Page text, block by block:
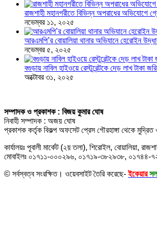
রাজশাহী মহানগরীতে বিভিন্ন অপরাধের অভিযোগে
নভেম্বর ১১, ২০২৫
আরএমপি’র বোয়ালিয়া থানার অভিযানে হেরোইন
নভেম্বর ৫, ২০২৫
বগুড়ায় নাবিল হাইওয়ে রেস্টুরেন্টকে দেড় লাখ টাকা
অক্টোবর ৩১, ২০২৫
সম্পাদক ও প্রকাশক : বিজয় কুমার ঘোষ
নিবাহী সম্পাদক : অজয় ঘোষ
প্রকাশক কর্তৃক বিকল্প অফসেট প্রেস গৌরহাঙ্গা থেকে
কার্যালয়ঃ পূবালী মার্কেট (২য় তলা), শিরোইল, বোয়ালিয়া,
মোবাইলঃ ০১৭১১-০০০২৯৬, ০১৭১৯-৩৮২৯৩৮,
© সর্বস্বত্ব সংরক্ষিত। ওয়েবসাইট তৈরি করেছে-ইকেয়ার